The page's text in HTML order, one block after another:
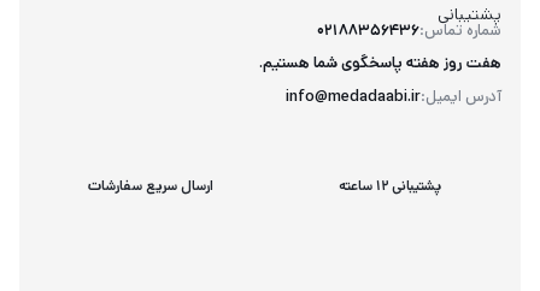
پشتیبانی
شماره تماس:02188356436
آدرس ایمیل:info@medadaabi.ir
هفت روز هفته پاسخگوی شما هستیم.
پشتیبانی 12 ساعته ارسال سریع سفارشات